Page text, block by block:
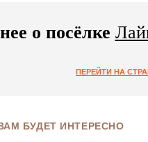
о посёлке
ПЕРЕЙТИ НА
БУДЕТ ИНТЕРЕСНО